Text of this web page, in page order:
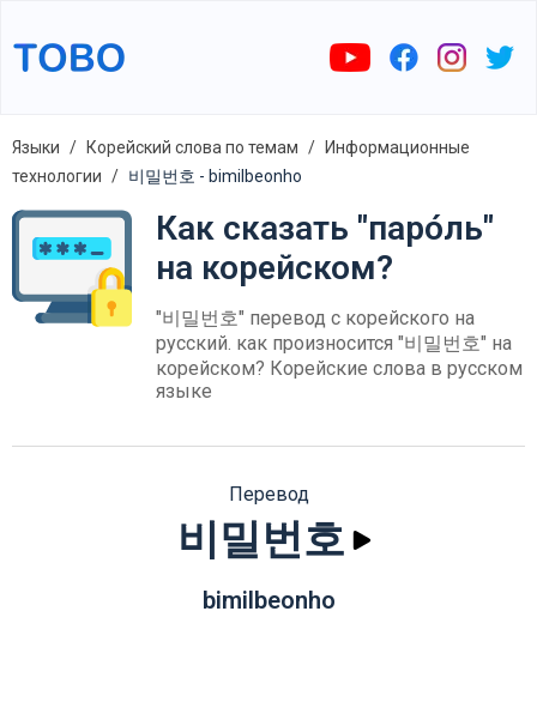
Языки Корейский слова по темам
Информационные
технологии
비밀번호 - bimilbeonho
Как сказать "паро́ль"
на корейском?
"비밀번호" перевод с корейского на
русский. как произносится "비밀번호" на
корейском? Корейские слова в русском
языке
Перевод
비밀번호
bimilbeonho